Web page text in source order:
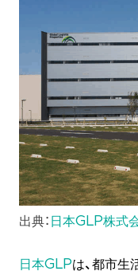
出典： 日本GLP株式
日本GLPは、都市生